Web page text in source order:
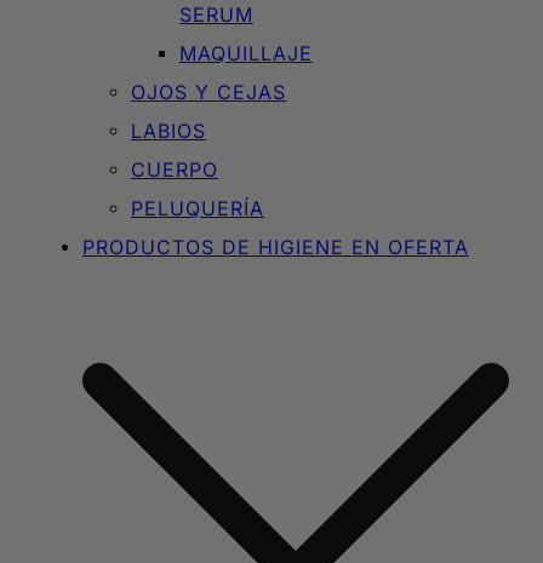
SERUM
MAQUILLAJE
OJOS Y CEJAS
LABIOS
CUERPO
PELUQUERÍA
PRODUCTOS DE HIGIENE EN OFERTA